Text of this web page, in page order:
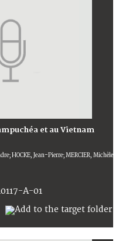
et au Vietnam
HOCKE, Jean-Pierre; MERCIER, Michèle
A-01